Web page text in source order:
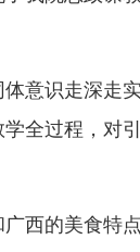
意识走深走
全过程，对
西的美食特